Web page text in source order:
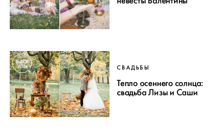
ВЫБОР
2014 СВАДЬБЫ
Тепло осеннего солнца:
свадьба Лизы и Саши